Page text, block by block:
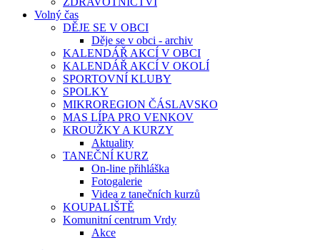
Volný čas
DĚJE SE V OBCI
Děje se v obci - archiv
KALENDÁŘ AKCÍ V OBCI
KALENDÁŘ AKCÍ V OKOLÍ
SPORTOVNÍ KLUBY
SPOLKY
MIKROREGION ČÁSLAVSKO
MAS LÍPA PRO VENKOV
KROUŽKY A KURZY
Aktuality
TANEČNÍ KURZ
On-line přihláška
Fotogalerie
Videa z tanečních kurzů
KOUPALIŠTĚ
Komunitní centrum Vrdy
Akce